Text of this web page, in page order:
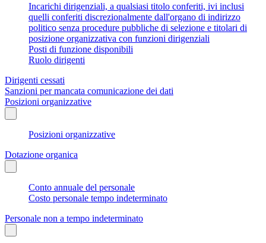
Incarichi dirigenziali, a qualsiasi titolo conferiti, ivi inclusi
quelli conferiti discrezionalmente dall'organo di indirizzo
politico senza procedure pubbliche di selezione e titolari di
posizione organizzativa con funzioni dirigenziali
Posti di funzione disponibili
Ruolo dirigenti
Dirigenti cessati
Sanzioni per mancata comunicazione dei dati
Posizioni organizzative
Posizioni organizzative
Dotazione organica
Conto annuale del personale
Costo personale tempo indeterminato
Personale non a tempo indeterminato